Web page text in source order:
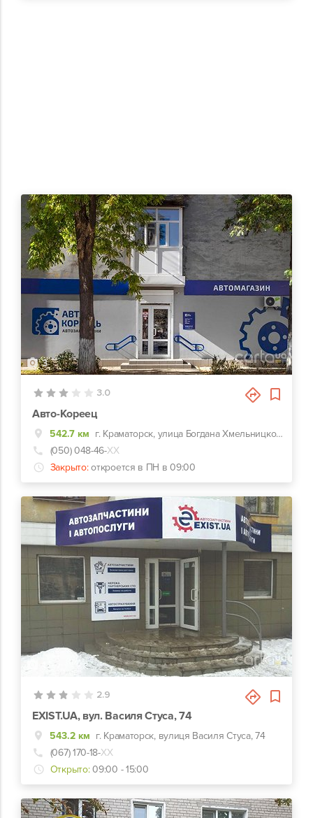
3
3.0
Авто-Кореец
542.7 км
г. Краматорск, улица Богдана Хмельницкого, 1
(050) 048-46-ХХ
Закрыто: откроется в ПН в 09:00
2.9
EXIST.UA, вул. Василя Стуса, 74
543.2 км г. Краматорск, вулиця Василя Стуса, 74
(067) 170-18-ХХ
Открыто: 09:00 - 15:00